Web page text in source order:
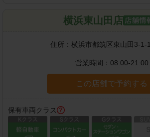
横浜東山田店
住所： 横浜市都筑区東山田3-1-1
営業時間： 08:00-21:00
この店舗で予約する
保有車両クラス